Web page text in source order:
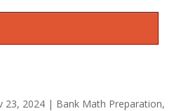
23, 2024 | Bank Math Preparation,